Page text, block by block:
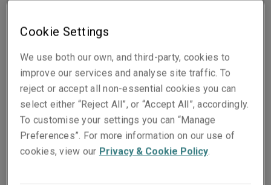
Benelux and Nordics
Cookie Settings
We use both our own, and third-party, cookies to
improve our services and analyse site traffic. To
reject or accept all non-essential cookies you can
select either “Reject All”, or “Accept All”, accordingly.
To customise your settings you can “Manage
Preferences”. For more information on our use of
cookies, view our Privacy & Cookie Policy.